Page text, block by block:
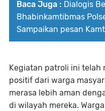
Baca Juga : Dialogis
Bhabinkamtibmas
Sampaikan pesan
Kegiatan patroli ini telah
positif dari warga
merasa lebih aman
di wilayah mereka.